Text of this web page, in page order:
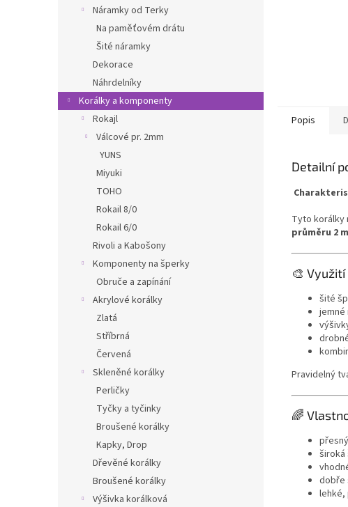
Náramky od Terky
Na paměťovém drátu
Šité náramky
Dekorace
Náhrdelníky
Korálky a komponenty
Rokajl
Válcové pr. 2mm
YUNS
Miyuki
TOHO
Rokail 8/0
Rokail 6/0
Rivoli a Kabošony
Komponenty na šperky
Obruče a zapínání
Akrylové korálky
Zlatá
Stříbrná
Červená
Skleněné korálky
Perličky
Tyčky a tyčinky
Broušené korálky
Kapky, Drop
Dřevěné korálky
Broušené korálky
Výšivka korálková
Popis
Detailní
Tyto korálky
průměru 2
🎨
šité
jemné
Pravidelný
🌈
široká
dobře
lehké,